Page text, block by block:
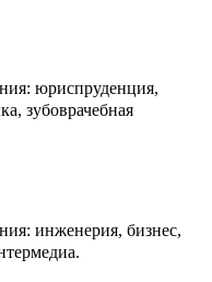
юриспруденция,
зубоврачебная
инженерия, бизнес,